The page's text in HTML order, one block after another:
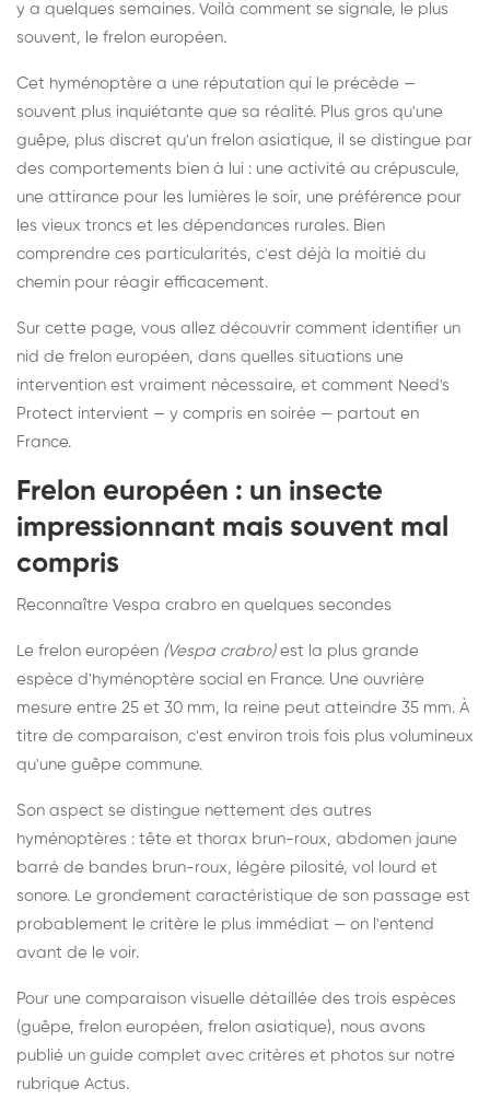
y a quelques semaines. Voilà comment se signale, le plus
souvent, le frelon européen.
Cet hyménoptère a une réputation qui le précède —
souvent plus inquiétante que sa réalité. Plus gros qu'une
guêpe, plus discret qu'un frelon asiatique, il se distingue par
des comportements bien à lui : une activité au crépuscule,
une attirance pour les lumières le soir, une préférence pour
les vieux troncs et les dépendances rurales. Bien
comprendre ces particularités, c'est déjà la moitié du
chemin pour réagir efficacement.
Sur cette page, vous allez découvrir comment identifier un
nid de frelon européen, dans quelles situations une
intervention est vraiment nécessaire, et comment Need's
Protect intervient — y compris en soirée — partout en
France.
Frelon européen : un insecte
impressionnant mais souvent mal
compris
Reconnaître Vespa crabro en quelques secondes
Le frelon européen (Vespa crabro)est la plus grande
espèce d'hyménoptère social en France. Une ouvrière
mesure entre 25 et 30 mm, la reine peut atteindre 35 mm. À
titre de comparaison, c'est environ trois fois plus volumineux
qu'une guêpe commune.
Son aspect se distingue nettement des autres
hyménoptères : tête et thorax brun-roux, abdomen jaune
barré de bandes brun-roux, légère pilosité, vol lourd et
sonore. Le grondement caractéristique de son passage est
probablement le critère le plus immédiat — on l'entend
avant de le voir.
Pour une comparaison visuelle détaillée des trois espèces
(guêpe, frelon européen, frelon asiatique), nous avons
publié un guide complet avec critères et photos sur notre
rubrique Actus.